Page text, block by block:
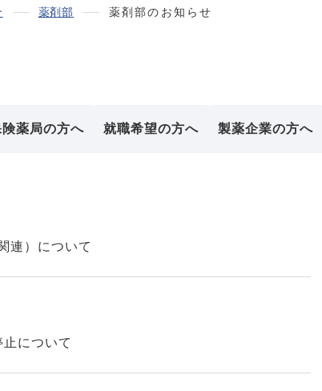
薬剤部 薬剤部のお知らせ
険薬局の方へ 就職希望の方へ 製薬企業の方へ
連）について
について